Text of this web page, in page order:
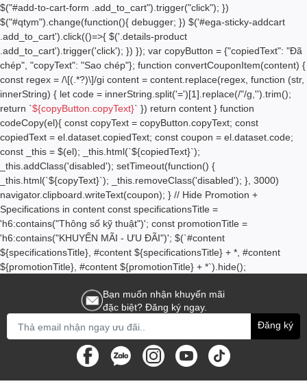
$("#add-to-cart-form .add_to_cart").trigger("click"); })
$("#qtym").change(function(){ debugger; }) $('#ega-sticky-addcart
.add_to_cart').click(()=>{ $('.details-product
.add_to_cart').trigger('click'); }) }); var copyButton = {"copiedText": "Đã
chép", "copyText": "Sao chép"}; function convertCouponItem(content) {
const regex = /\[(.*?)\]/gi content = content.replace(regex, function (str,
innerString) { let code = innerString.split('=')[1].replace(/"/g,'').trim();
return `${copyButton.copyText}` }) return content } function
codeCopy(el){ const copyText = copyButton.copyText; const
copiedText = el.dataset.copiedText; const coupon = el.dataset.code;
const _this = $(el); _this.html(`${copiedText}`);
_this.addClass('disabled'); setTimeout(function() {
_this.html(`${copyText}`); _this.removeClass('disabled'); }, 3000)
navigator.clipboard.writeText(coupon); } // Hide Promotion +
Specifications in content const specificationsTitle =
'h6:contains("Thông số kỹ thuật")'; const promotionTitle =
'h6:contains("KHUYẾN MÃI - ƯU ĐÃI")'; $(`#content
${specificationsTitle}, #content ${specificationsTitle} + *, #content
${promotionTitle}, #content ${promotionTitle} + *`).hide();
Bạn muốn nhận khuyến mãi
đặc biệt? Đăng ký ngay.
Đăng ký